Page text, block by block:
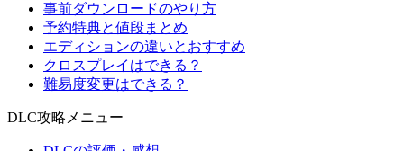
事前ダウンロードのやり方
予約特典と値段まとめ
エディションの違いとおすすめ
クロスプレイはできる？
難易度変更はできる？
DLC攻略メニュー